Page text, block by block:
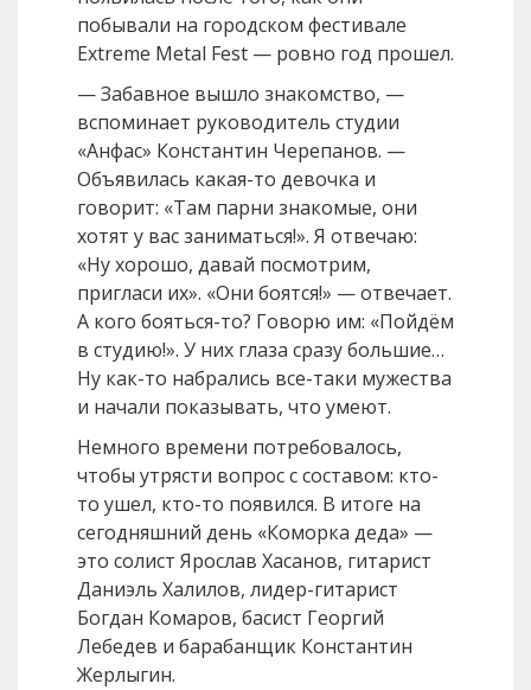
побывали на городском фестивале
Extreme Metal Fest — ровно год прошел.
— Забавное вышло знакомство, —
вспоминает руководитель студии
«Анфас» Константин Черепанов. —
Объявилась какая-то девочка и
говорит: «Там парни знакомые, они
хотят у вас заниматься!». Я отвечаю:
«Ну хорошо, давай посмотрим,
пригласи их». «Они боятся!» — отвечает.
А кого бояться-то? Говорю им: «Пойдём
в студию!». У них глаза сразу большие…
Ну как-то набрались все-таки мужества
и начали показывать, что умеют.
Немного времени потребовалось,
чтобы утрясти вопрос с составом: кто-
то ушел, кто-то появился. В итоге на
сегодняшний день «Коморка деда» —
это солист Ярослав Хасанов, гитарист
Даниэль Халилов, лидер-гитарист
Богдан Комаров, басист Георгий
Лебедев и барабанщик Константин
Жерлыгин.